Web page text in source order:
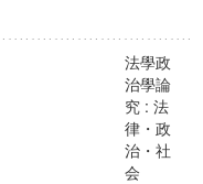
法學政
治學論
究 : 法
律・政
治・社
会